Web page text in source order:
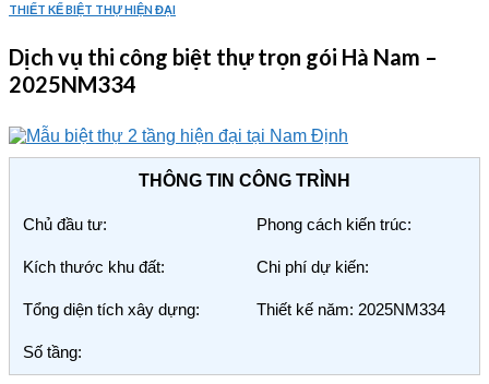
THIẾT KẾ BIỆT THỰ HIỆN ĐẠI
Dịch vụ thi công biệt thự trọn gói Hà Nam –
2025NM334
THÔNG TIN CÔNG TRÌNH
Chủ đầu tư: Phong cách kiến trúc:
Kích thước khu đất: Chi phí dự kiến:
Tổng diện tích xây dựng: Thiết kế năm: 2025NM334
Số tầng: